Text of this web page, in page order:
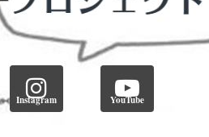
Instagram YouTube